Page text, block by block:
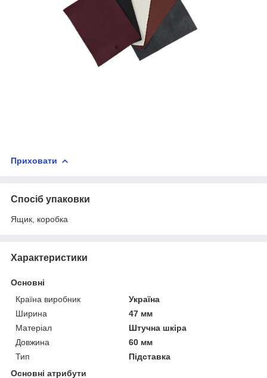
Приховати
Спосіб упаковки
Ящик, коробка
Характеристики
Основні
Країна виробник
Україна
Ширина
47 мм
Матеріал
Штучна шкіра
Довжина
60 мм
Тип
Підставка
Основні атрибути